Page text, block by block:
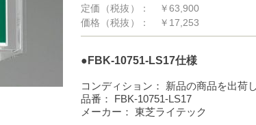
定価（税抜）：
￥63,900
価格（税抜）：
￥17,253
●FBK-10751-LS17仕様
コンディション：
新品の商品を出荷
品番：
FBK-10751-LS17
メーカー： 東芝ライテック